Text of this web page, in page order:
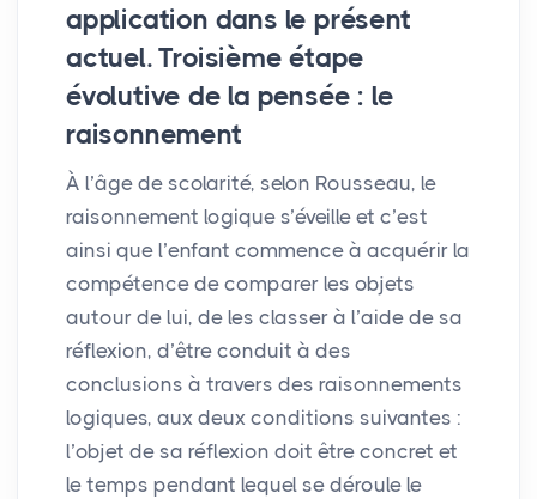
application dans le présent
actuel. Troisième étape
évolutive de la pensée : le
raisonnement
À l’âge de scolarité, selon Rousseau, le
raisonnement logique s’éveille et c’est
ainsi que l’enfant commence à acquérir la
compétence de comparer les objets
autour de lui, de les classer à l’aide de sa
réflexion, d’être conduit à des
conclusions à travers des raisonnements
logiques, aux deux conditions suivantes :
l’objet de sa réflexion doit être concret et
le temps pendant lequel se déroule le